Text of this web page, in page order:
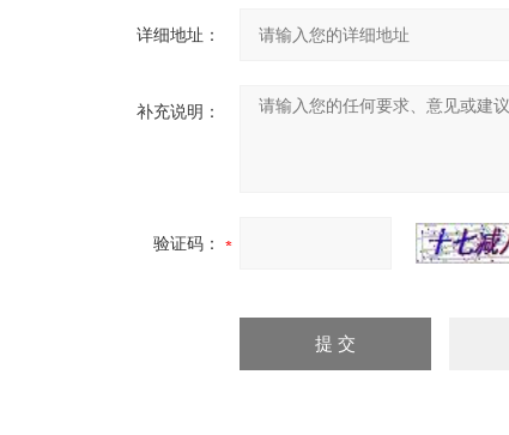
详细地址：
补充说明：
验证码：